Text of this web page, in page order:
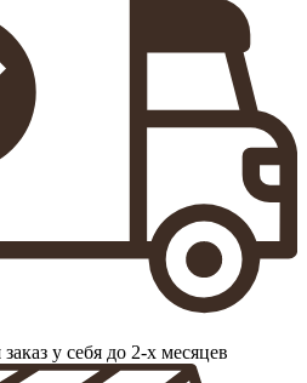
у себя до 2-х месяцев